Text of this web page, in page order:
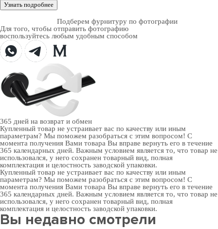
Узнать подробнее
Подберем фурнитуру по фотографии
Для того, чтобы отправить фотографию
воспользуйтесь любым удобным способом
365 дней на возврат и обмен
Купленный товар не устраивает вас по качеству или иным
параметрам? Мы поможем разобраться с этим вопросом! С
момента получения Вами товара Вы вправе вернуть его в течение
365 календарных дней. Важным условием является то, что товар не
использовался, у него сохранен товарный вид, полная
комплектация и целостность заводской упаковки.
Купленный товар не устраивает вас по качеству или иным
параметрам? Мы поможем разобраться с этим вопросом! С
момента получения Вами товара Вы вправе вернуть его в течение
365 календарных дней. Важным условием является то, что товар не
использовался, у него сохранен товарный вид, полная
комплектация и целостность заводской упаковки.
Вы недавно смотрели